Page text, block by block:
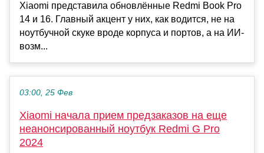
Xiaomi представила обновлённые Redmi Book Pro
14 и 16. Главный акцент у них, как водится, не на
ноутбучной скуке вроде корпуса и портов, а на ИИ-
возм...
03:00, 25 Фев
Xiaomi начала прием предзаказов на еще
неанонсированный ноутбук Redmi G Pro
2024